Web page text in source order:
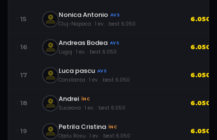
15 Nonica Antonio AVS
Cluj-Napoca · 1 ev. · best 6.050
6.050
16 Andreas Bodea AVS
Lugoj · 1 ev. · best 6.050
6.050
17 Luca pascu AVS
Constanța · 1 ev. · best 6.050
6.050
18 Andrei ÎNC
Suceava · 1 ev. · best 6.050
6.050
19 Petrila Cristina ÎNC
Oțelu Rosu · 1 ev. · best 6.050
6.050